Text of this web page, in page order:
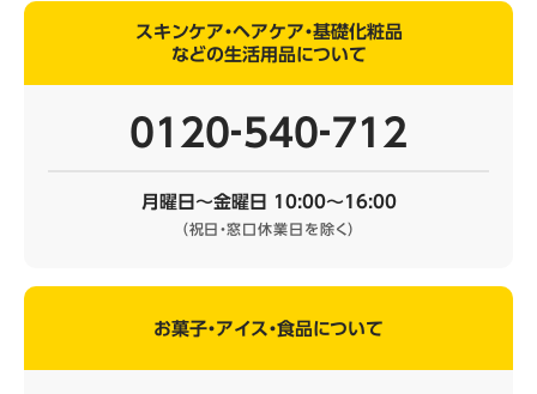
スキンケア・ヘアケア・基礎化粧品
などの生活用品について
0120‐540‐712
月曜日～金曜日 10:00～16:00
（祝日・窓口休業日を除く）
お菓子・アイス・食品について